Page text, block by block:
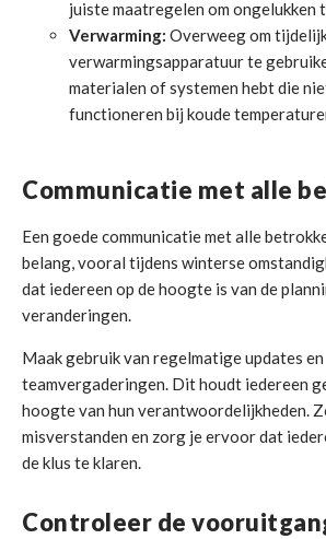
juiste maatregelen om ongelukken
Verwarming: Overweeg om
verwarmingsapparatuur te
materialen of systemen hebt die
functioneren bij koude
Communicatie met alle
Een goede communicatie met alle
belang, vooral tijdens winterse
dat iedereen op de hoogte is van de
veranderingen.
Maak gebruik van regelmatige updates en
teamvergaderingen. Dit houdt iedereen
hoogte van hun verantwoordelijkheden.
misverstanden en zorg je ervoor dat
de klus te klaren.
Controleer de